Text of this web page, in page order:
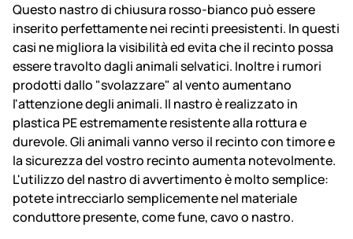
Questo nastro di chiusura rosso-bianco può essere
inserito perfettamente nei recinti preesistenti. In questi
casi ne migliora la visibilità ed evita che il recinto possa
essere travolto dagli animali selvatici. Inoltre i rumori
prodotti dallo "svolazzare" al vento aumentano
l'attenzione degli animali. Il nastro è realizzato in
plastica PE estremamente resistente alla rottura e
durevole. Gli animali vanno verso il recinto con timore e
la sicurezza del vostro recinto aumenta notevolmente.
L'utilizzo del nastro di avvertimento è molto semplice:
potete intrecciarlo semplicemente nel materiale
conduttore presente, come fune, cavo o nastro.